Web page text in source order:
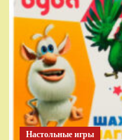
RiverToys
F888FF
красный
Настольные игры